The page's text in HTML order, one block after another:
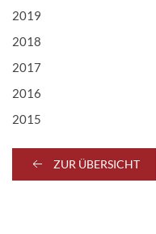
2019
2018
2017
2016
2015
ZUR ÜBERSICHT